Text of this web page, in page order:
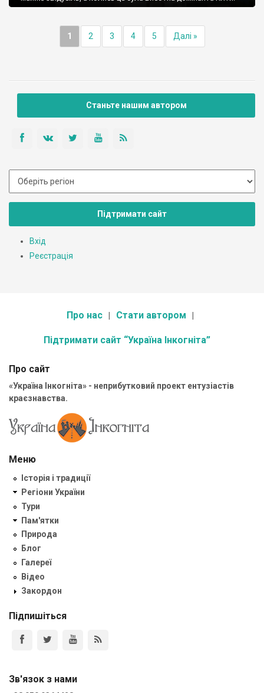
1 2 3 4 5 Далі »
Станьте нашим автором
Підтримати сайт
Вхід
Реєстрація
Про нас Стати автором
Підтримати сайт “Україна Інкогніта”
Про сайт
«Україна Інкогніта» - неприбутковий проект ентузіастів
краєзнавства.
Меню
Історія і традиції
Регіони України
Тури
Пам'ятки
Природа
Блог
Галереї
Відео
Закордон
Підпишіться
Зв'язок з нами